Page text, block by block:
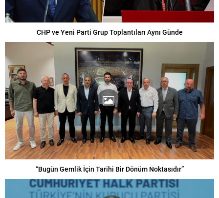
CHP ve Yeni Parti Grup Toplantıları Aynı Günde
“Bugün Gemlik İçin Tarihi Bir Dönüm Noktasıdır”